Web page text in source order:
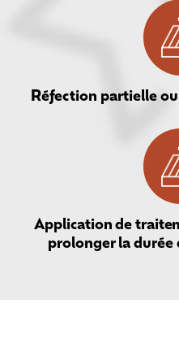
Réfection partielle
Application de
prolonger la durée